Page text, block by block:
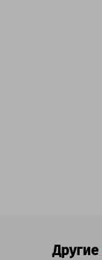
Другие